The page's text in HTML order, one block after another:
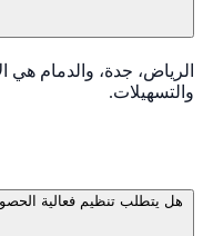
الرياض، جدة، والدمام هي
والتسهيلات.
هل يتطلب تنظيم فعالية